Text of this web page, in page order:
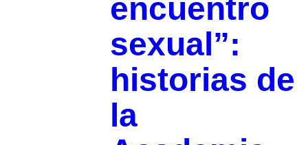
encuentro
sexual”:
historias de
la